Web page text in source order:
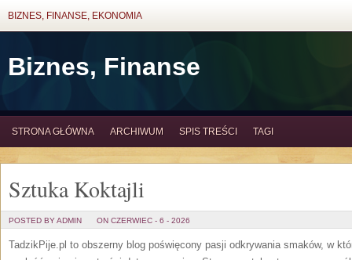
BIZNES, FINANSE, EKONOMIA
Biznes, Finanse
STRONA GŁÓWNA ARCHIWUM SPIS TREŚCI TAGI
Sztuka Koktajli
POSTED BY ADMIN ON CZERWIEC - 6 - 2026
TadzikPije.pl to obszerny blog poświęcony pasji odkrywania smaków, w